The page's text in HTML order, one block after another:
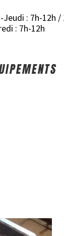
Jeudi : 7h-12h /
: 7h-12h